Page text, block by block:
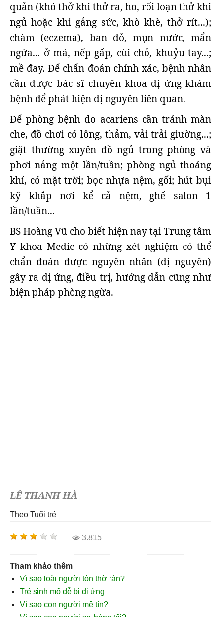
quản (khó thở khi thở ra, ho, rối loạn thở khi
ngủ hoặc khi gắng sức, khò khè, thở rít...);
chàm (eczema), ban đỏ, mụn nước, mẩn
ngứa... ở má, nếp gấp, cùi chỏ, khuỷu tay...;
mề đay. Để chẩn đoán chính xác, bệnh nhân
cần được bác sĩ chuyên khoa dị ứng khám
bệnh để phát hiện dị nguyên liên quan.
Để phòng bệnh do acariens cần tránh màn
che, đồ chơi có lông, thảm, vải trải giường...;
giặt thường xuyên đồ ngủ trong phòng và
phơi nắng một lần/tuần; phòng ngủ thoáng
khí, có mặt trời; bọc nhựa nệm, gối; hút bụi
kỹ khắp nơi kể cả nệm, ghế salon 1
lần/tuần...
BS Hoàng Vũ cho biết hiện nay tại Trung tâm
Y khoa Medic có những xét nghiệm có thể
chẩn đoán được nguyên nhân (dị nguyên)
gây ra dị ứng, điều trị, hướng dẫn cũng như
biện pháp phòng ngừa.
LÊ THANH HÀ
Theo Tuổi trẻ
3.815
Tham khảo thêm
Vì sao loài người tôn thờ rắn?
Trẻ sinh mổ dễ bị dị ứng
Vì sao con người mê tín?